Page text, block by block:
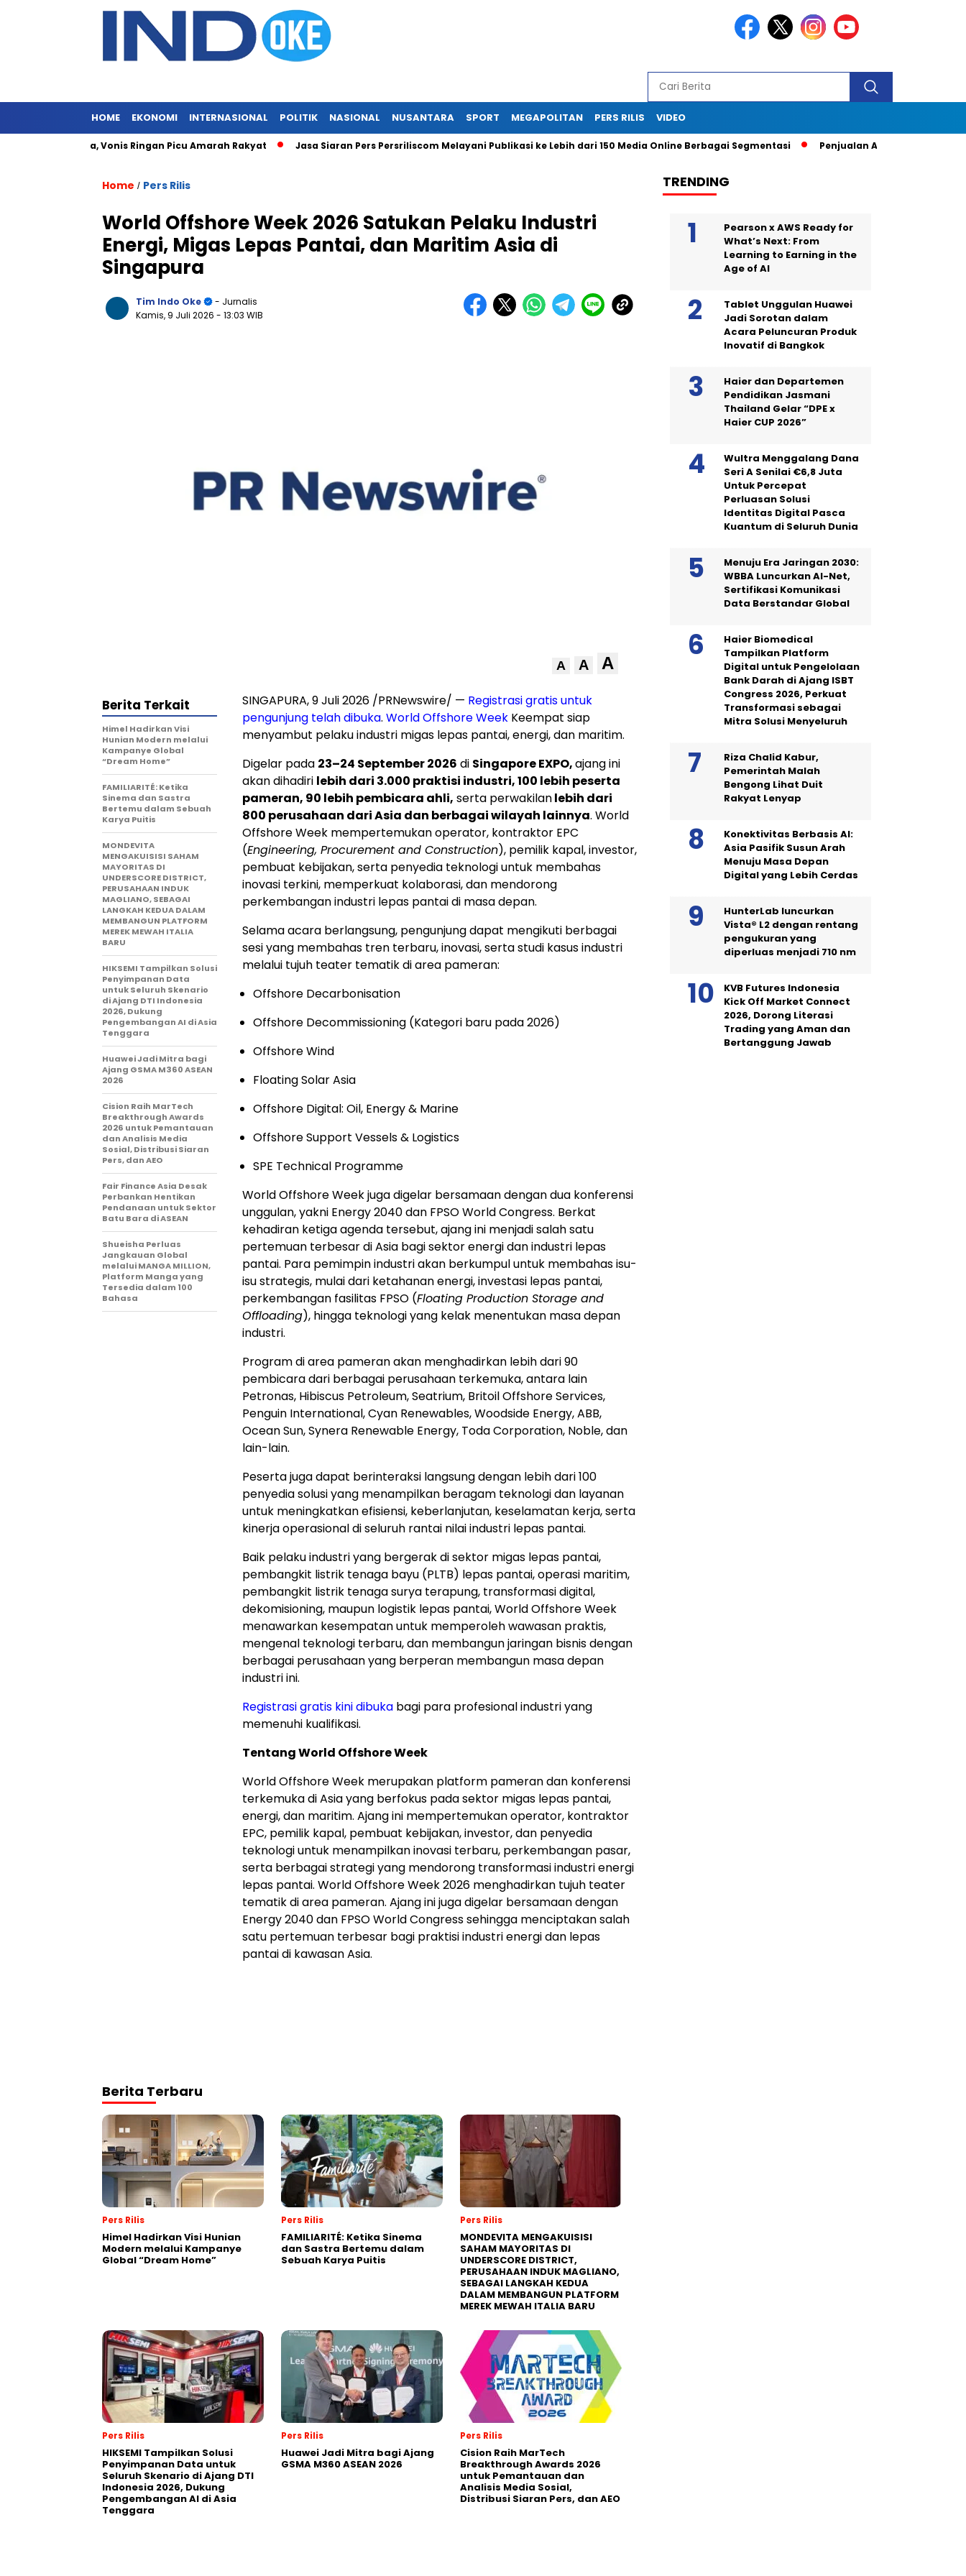
HOME EKONOMI INTERNASIONAL POLITIK NASIONAL NUSANTARA SPORT MEGAPOLITAN PERS RILIS VIDEO
Merajalela, Vonis Ringan Picu Amarah Rakyat Jasa Siaran Pers Persriliscom Melayani Publikasi ke Lebih dari 150 Media Online Berbagai Segmentasi Penjualan Anjlok, Coca Cola Tutup
Home / Pers Rilis
World Offshore Week 2026 Satukan Pelaku Industri
Energi, Migas Lepas Pantai, dan Maritim Asia di
Singapura
Tim Indo Oke
- Jurnalis
Kamis, 9 Juli 2026 - 13:03 WIB
A A A
SINGAPURA, 9 Juli 2026 /PRNewswire/ — Registrasi gratis untuk
pengunjung telah dibuka. World Offshore Week Keempat siap
menyambut pelaku industri migas lepas pantai, energi, dan maritim.
Digelar pada 23–24 September 2026 di Singapore EXPO,ajang ini
akan dihadiri lebih dari 3.000 praktisi industri, 100 lebih peserta
pameran, 90 lebih pembicara ahli, serta perwakilanlebih dari
800 perusahaan dari Asia dan berbagai wilayah lainnya. World
Offshore Week mempertemukan operator, kontraktor EPC
(Engineering, Procurement and Construction), pemilik kapal, investor,
pembuat kebijakan, serta penyedia teknologi untuk membahas
inovasi terkini, memperkuat kolaborasi, dan mendorong
perkembangan industri lepas pantai di masa depan.
Selama acara berlangsung, pengunjung dapat mengikuti berbagai
sesi yang membahas tren terbaru, inovasi, serta studi kasus industri
melalui tujuh teater tematik di area pameran:
Offshore Decarbonisation
Offshore Decommissioning (Kategori baru pada 2026)
Offshore Wind
Floating Solar Asia
Offshore Digital: Oil, Energy & Marine
Offshore Support Vessels & Logistics
SPE Technical Programme
World Offshore Week juga digelar bersamaan dengan dua konferensi
unggulan, yakni Energy 2040 dan FPSO World Congress. Berkat
kehadiran ketiga agenda tersebut, ajang ini menjadi salah satu
pertemuan terbesar di Asia bagi sektor energi dan industri lepas
pantai. Para pemimpin industri akan berkumpul untuk membahas isu-
isu strategis, mulai dari ketahanan energi, investasi lepas pantai,
perkembangan fasilitas FPSO (Floating Production Storage and
Offloading), hingga teknologi yang kelak menentukan masa depan
industri.
Program di area pameran akan menghadirkan lebih dari 90
pembicara dari berbagai perusahaan terkemuka, antara lain
Petronas, Hibiscus Petroleum, Seatrium, Britoil Offshore Services,
Penguin International, Cyan Renewables, Woodside Energy, ABB,
Ocean Sun, Synera Renewable Energy, Toda Corporation, Noble, dan
lain-lain.
Peserta juga dapat berinteraksi langsung dengan lebih dari 100
penyedia solusi yang menampilkan beragam teknologi dan layanan
untuk meningkatkan efisiensi, keberlanjutan, keselamatan kerja, serta
kinerja operasional di seluruh rantai nilai industri lepas pantai.
Baik pelaku industri yang bergerak di sektor migas lepas pantai,
pembangkit listrik tenaga bayu (PLTB) lepas pantai, operasi maritim,
pembangkit listrik tenaga surya terapung, transformasi digital,
dekomisioning, maupun logistik lepas pantai, World Offshore Week
menawarkan kesempatan untuk memperoleh wawasan praktis,
mengenal teknologi terbaru, dan membangun jaringan bisnis dengan
berbagai perusahaan yang berperan membangun masa depan
industri ini.
Registrasi gratis kini dibuka bagi para profesional industri yang
memenuhi kualifikasi.
Tentang World Offshore Week
World Offshore Week merupakan platform pameran dan konferensi
terkemuka di Asia yang berfokus pada sektor migas lepas pantai,
energi, dan maritim. Ajang ini mempertemukan operator, kontraktor
EPC, pemilik kapal, pembuat kebijakan, investor, dan penyedia
teknologi untuk menampilkan inovasi terbaru, perkembangan pasar,
serta berbagai strategi yang mendorong transformasi industri energi
lepas pantai. World Offshore Week 2026 menghadirkan tujuh teater
tematik di area pameran. Ajang ini juga digelar bersamaan dengan
Energy 2040 dan FPSO World Congress sehingga menciptakan salah
satu pertemuan terbesar bagi praktisi industri energi dan lepas
pantai di kawasan Asia.
Berita Terkait
Himel Hadirkan Visi
Hunian Modern melalui
Kampanye Global
“Dream Home”
FAMILIARITÉ: Ketika
Sinema dan Sastra
Bertemu dalam Sebuah
Karya Puitis
MONDEVITA
MENGAKUISISI SAHAM
MAYORITAS DI
UNDERSCORE DISTRICT,
PERUSAHAAN INDUK
MAGLIANO, SEBAGAI
LANGKAH KEDUA DALAM
MEMBANGUN PLATFORM
MEREK MEWAH ITALIA
BARU
HIKSEMI Tampilkan Solusi
Penyimpanan Data
untuk Seluruh Skenario
di Ajang DTI Indonesia
2026, Dukung
Pengembangan AI di Asia
Tenggara
Huawei Jadi Mitra bagi
Ajang GSMA M360 ASEAN
2026
Cision Raih MarTech
Breakthrough Awards
2026 untuk Pemantauan
dan Analisis Media
Sosial, Distribusi Siaran
Pers, dan AEO
Fair Finance Asia Desak
Perbankan Hentikan
Pendanaan untuk Sektor
Batu Bara di ASEAN
Shueisha Perluas
Jangkauan Global
melalui MANGA MILLION,
Platform Manga yang
Tersedia dalam 100
Bahasa
Berita Terbaru
Pers Rilis
Himel Hadirkan Visi Hunian
Modern melalui Kampanye
Global “Dream Home”
Pers Rilis
FAMILIARITÉ: Ketika Sinema
dan Sastra Bertemu dalam
Sebuah Karya Puitis
Pers Rilis
MONDEVITA MENGAKUISISI
SAHAM MAYORITAS DI
UNDERSCORE DISTRICT,
PERUSAHAAN INDUK MAGLIANO,
SEBAGAI LANGKAH KEDUA
DALAM MEMBANGUN PLATFORM
MEREK MEWAH ITALIA BARU
Pers Rilis
HIKSEMI Tampilkan Solusi
Penyimpanan Data untuk
Seluruh Skenario di Ajang DTI
Indonesia 2026, Dukung
Pengembangan AI di Asia
Tenggara
Pers Rilis
Huawei Jadi Mitra bagi Ajang
GSMA M360 ASEAN 2026
Pers Rilis
Cision Raih MarTech
Breakthrough Awards 2026
untuk Pemantauan dan
Analisis Media Sosial,
Distribusi Siaran Pers, dan AEO
TRENDING
Pearson x AWS Ready for
What’s Next: From
Learning to Earning in the
Age of AI
Tablet Unggulan Huawei
Jadi Sorotan dalam
Acara Peluncuran Produk
Inovatif di Bangkok
Haier dan Departemen
Pendidikan Jasmani
Thailand Gelar “DPE x
Haier CUP 2026”
Wultra Menggalang Dana
Seri A Senilai €6,8 Juta
Untuk Percepat
Perluasan Solusi
Identitas Digital Pasca
Kuantum di Seluruh Dunia
Menuju Era Jaringan 2030:
WBBA Luncurkan AI-Net,
Sertifikasi Komunikasi
Data Berstandar Global
Haier Biomedical
Tampilkan Platform
Digital untuk Pengelolaan
Bank Darah di Ajang ISBT
Congress 2026, Perkuat
Transformasi sebagai
Mitra Solusi Menyeluruh
Riza Chalid Kabur,
Pemerintah Malah
Bengong Lihat Duit
Rakyat Lenyap
Konektivitas Berbasis AI:
Asia Pasifik Susun Arah
Menuju Masa Depan
Digital yang Lebih Cerdas
HunterLab luncurkan
Vista® L2 dengan rentang
pengukuran yang
diperluas menjadi 710 nm
KVB Futures Indonesia
Kick Off Market Connect
2026, Dorong Literasi
Trading yang Aman dan
Bertanggung Jawab